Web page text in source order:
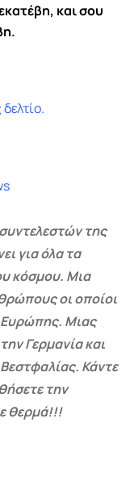
και σου
της
για όλα τα
κόσμου. Μια
οι οποίοι
Ευρώπης. Μιας
Γερμανία και
Κάντε
την
θερμά!!!